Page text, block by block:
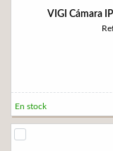
VIGI Cámara
En stock